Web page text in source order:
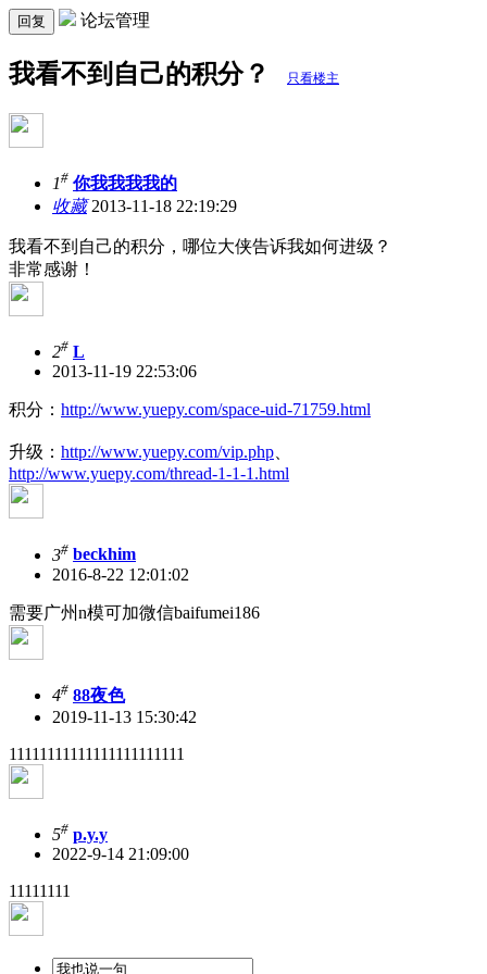
回复 论坛管理
我看不到自己的积分？ 只看楼主
1# 你我我我我的
收藏2013-11-18 22:19:29
我看不到自己的积分，哪位大侠告诉我如何进级？
非常感谢！
2# L
2013-11-19 22:53:06
积分： http://www.yuepy.com/space-uid-71759.html
升级： http://www.yuepy.com/vip.php、
http://www.yuepy.com/thread-1-1-1.html
3# beckhim
2016-8-22 12:01:02
需要广州n模可加微信baifumei186
4# 88夜色
2019-11-13 15:30:42
11111111111111111111111
5# p.y.y
2022-9-14 21:09:00
11111111